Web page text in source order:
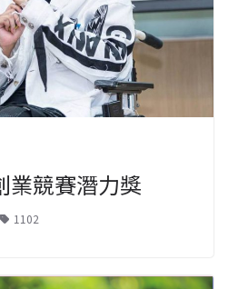
業競賽潛力獎
1102